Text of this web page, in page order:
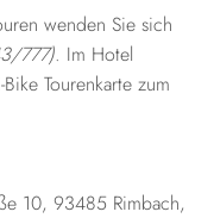
wenden Sie sich
777). Im Hotel
Tourenkarte zum
10, 93485 Rimbach,